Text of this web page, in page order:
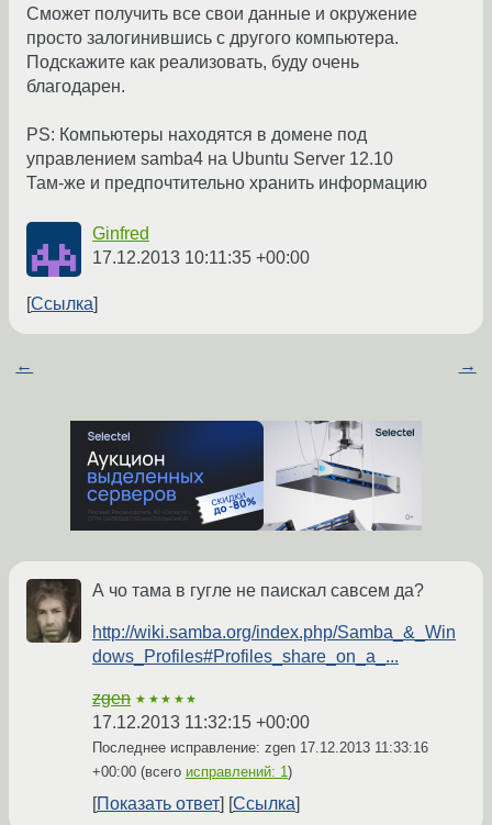
Сможет получить все свои данные и окружение
просто залогинившись с другого компьютера.
Подскажите как реализовать, буду очень
благодарен.
PS: Компьютеры находятся в домене под
управлением samba4 на Ubuntu Server 12.10
Там-же и предпочтительно хранить информацию
Ginfred
17.12.2013 10:11:35 +00:00
Ссылка
← →
А чо тама в гугле не паискал савсем да?
http://wiki.samba.org/index.php/Samba_&_Win
dows_Profiles#Profiles_share_on_a_...
zgen ★★★★★
17.12.2013 11:32:15 +00:00
Последнее исправление: zgen 17.12.2013 11:33:16
+00:00 (всего исправлений: 1)
Показать ответ Ссылка